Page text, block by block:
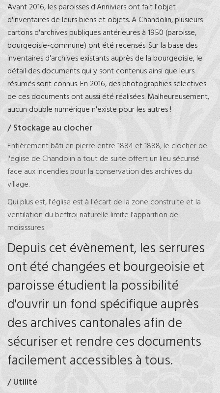
Avant 2016, les paroisses d'Anniviers ont fait l'objet
d'inventaires de leurs biens et objets. A Chandolin, plusieurs
cartons d'archives publiques antérieures à 1950 (paroisse,
bourgeoisie-commune) ont été recensés. Sur la base des
inventaires d'archives existants auprès de la bourgeoisie, le
détail des documents qui y sont contenus ainsi que leurs
résumés sont connus. En 2016, des photographies sélectives
de ces documents ont aussi été réalisées. Malheureusement,
aucun double numérique n'existe pour les autres !
/ Stockage au clocher
Entièrement bâti en pierre entre 1884 et 1888, le clocher de
l'église de Chandolin a tout de suite offert un lieu sécurisé
face aux incendies pour la conservation des archives du
village.
Qui plus est, l'église est à l'écart de la zone construite et la
ventilation du beffroi naturelle limite l'apparition de
moisissures.
Depuis cet évènement, les serrures
ont été changées et bourgeoisie et
paroisse étudient la possibilité
d'ouvrir un fond spécifique auprès
des archives cantonales afin de
sécuriser et rendre ces documents
facilement accessibles à tous.
/ Utilité